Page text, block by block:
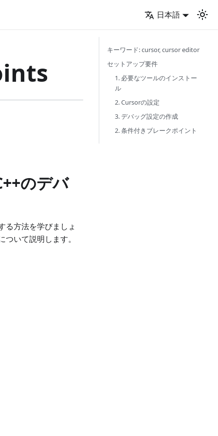
日本語
のデバ
る方法を学びましょ
いて説明します。
キーワード: cursor, cursor editor
セットアップ要件
1. 必要なツールのインストー
ル
2. Cursorの設定
3. デバッグ設定の作成
2. 条件付きブレークポイント